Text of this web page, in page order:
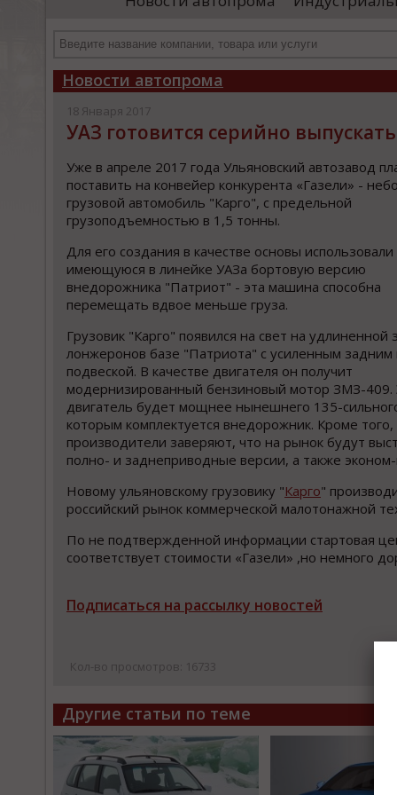
департамента продаж и контрактации
Новости автопрома
18 Января 2017
УАЗ готовится серийно
Уже в апреле 2017 года Ульяновский автозавод
поставить на конвейер конкурента «Газели» -
грузовой автомобиль "Карго", с предельной
грузоподъемностью в 1,5 тонны.
Для его создания в качестве основы
имеющуюся в линейке УАЗа бортовую версию
внедорожника "Патриот" - эта машина способна
перемещать вдвое меньше груза.
Грузовик "Карго" появился на свет на удлиненной
лонжеронов базе "Патриота" с усиленным задним
подвеской. В качестве двигателя он получит
модернизированный бензиновый мотор ЗМЗ-409.
двигатель будет мощнее нынешнего 135-
которым комплектуется внедорожник. Кроме того,
производители заверяют, что на рынок будут
полно- и заднеприводные версии, а также
Новому ульяновскому грузовику "Карго"
российский рынок коммерческой малотонажной
По не подтвержденной информации стартовая
соответствует стоимости «Газели» ,но немного
Подписаться на рассылку новостей
Кол-во просмотров: 16733
Другие статьи по теме